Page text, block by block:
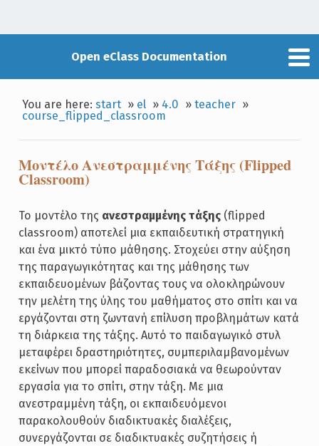
Open eClass Documentation
You are here:start » el » 4.0 »teacher »
course_flipped_classroom
Μοντέλο Ανεστραμμένης Τάξης (Flipped
Classroom)
Το μοντέλο της ανεστραμμένης τάξης(flipped
classroom) αποτελεί μια εκπαιδευτική στρατηγική
και ένα μικτό τύπο μάθησης. Στοχεύει στην αύξηση
της παραγωγικότητας και της μάθησης των
εκπαιδευομένων βάζοντας τους να ολοκληρώνουν
την μελέτη της ύλης του μαθήματος στο σπίτι και να
εργάζονται στη ζωντανή επίλυση προβλημάτων κατά
τη διάρκεια της τάξης. Αυτό το παιδαγωγικό στυλ
μεταφέρει δραστηριότητες, συμπεριλαμβανομένων
εκείνων που μπορεί παραδοσιακά να θεωρούνταν
εργασία για το σπίτι, στην τάξη. Με μια
ανεστραμμένη τάξη, οι εκπαιδευόμενοι
παρακολουθούν διαδικτυακές διαλέξεις,
συνεργάζονται σε διαδικτυακές συζητήσεις ή